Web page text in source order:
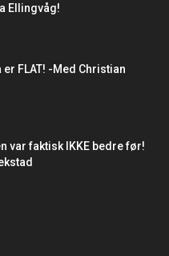
Ellingvåg!
FLAT! -Med Christian
var faktisk IKKE bedre før!